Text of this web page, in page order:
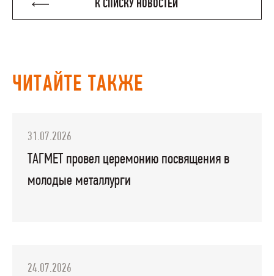
К СПИСКУ НОВОСТЕЙ
ЧИТАЙТЕ ТАКЖЕ
31.07.2026
ТАГМЕТ провел церемонию посвящения в
молодые металлурги
24.07.2026